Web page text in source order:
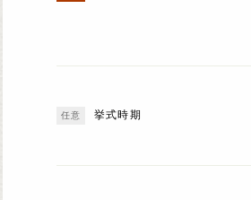
挙式時期